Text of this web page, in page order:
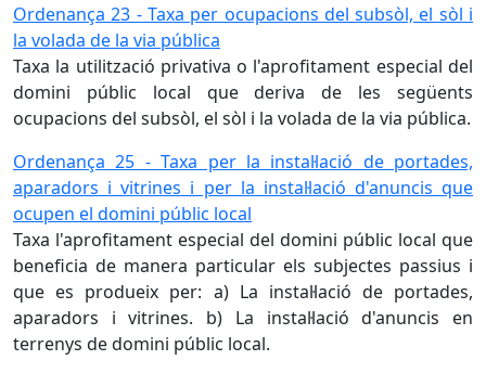
Ordenança 23 - Taxa per ocupacions del subsòl, el sòl i
la volada de la via pública
Taxa la utilització privativa o l'aprofitament especial del
domini públic local que deriva de les següents
ocupacions del subsòl, el sòl i la volada de la via pública.
Ordenança 25 - Taxa per la instal·lació de portades,
aparadors i vitrines i per la instal·lació d'anuncis que
ocupen el domini públic local
Taxa l'aprofitament especial del domini públic local que
beneficia de manera particular els subjectes passius i
que es produeix per: a) La instal·lació de portades,
aparadors i vitrines. b) La instal·lació d'anuncis en
terrenys de domini públic local.